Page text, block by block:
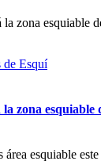
de Esquí
zona esquiable